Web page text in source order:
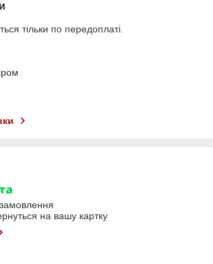
тільки по передоплаті.
на вашу картку